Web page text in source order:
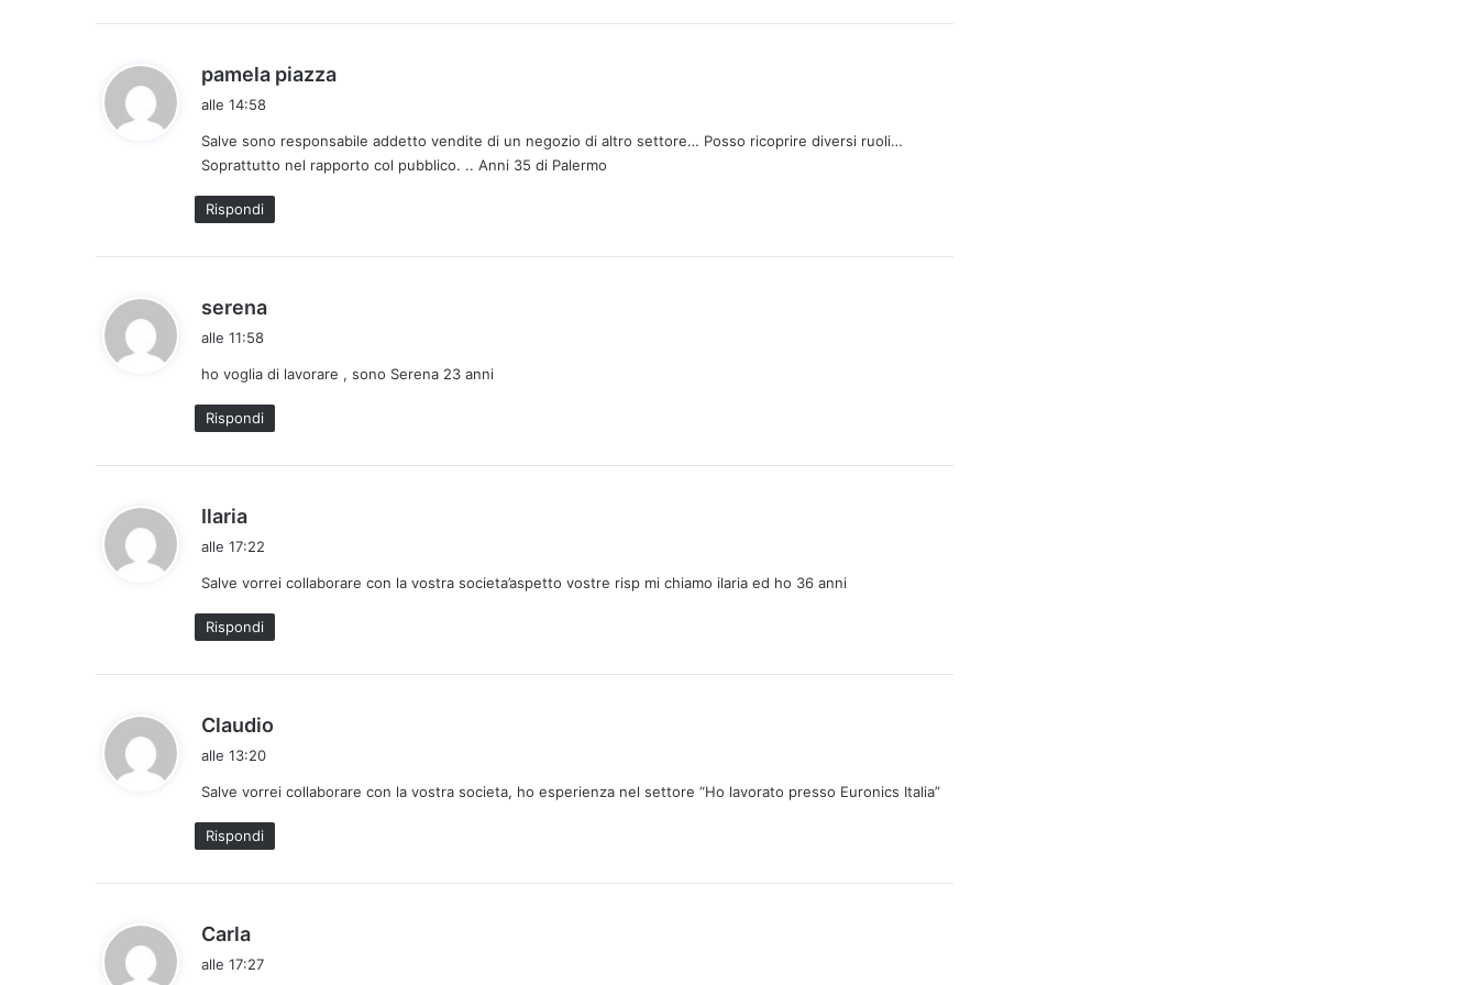
pamela piazza
e
t
alle 14:58
Salve sono responsabile addetto vendite di un negozio di altro settore… Posso ricoprire diversi ruoli…
Soprattutto nel rapporto col pubblico. .. Anni 35 di Palermo
Rispondi
serena
e
t
t
alle 11:58
ho voglia di lavorare , sono Serena 23 anni
Rispondi
Ilaria
a
e
t
t
alle 17:22
Salve vorrei collaborare con la vostra societa’aspetto vostre risp mi chiamo ilaria ed ho 36 anni
Rispondi
Claudio
e
t
t
alle 13:20
Salve vorrei collaborare con la vostra societa, ho esperienza nel settore “Ho lavorato presso Euronics Italia”
Rispondi
Carla
a
alle 17:27